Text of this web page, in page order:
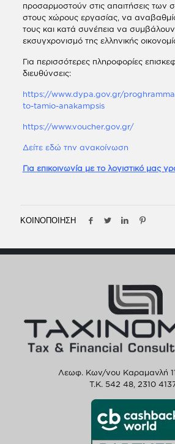
προσαρμοστούν στις απαιτήσεις
στους χώρους εργασίας, να
τους και κατά συνέπεια να
εκσυγχρονισμό της ελληνικής
Για περισσότερες πληροφορίες
διευθύνσεις:
https://www.dypa.gov.gr/
to-tamio-anakampsis
https://www.voucher.gov.gr/
Δείτε εδώ την ανακοίνωση
Για επικοινωνία με το λογιστικό μας
ΚΟΙΝΟΠΟΙΗΣΗ
Λεωφ. Κων/νου Καραμανλή
T.K. 542 48, 2310